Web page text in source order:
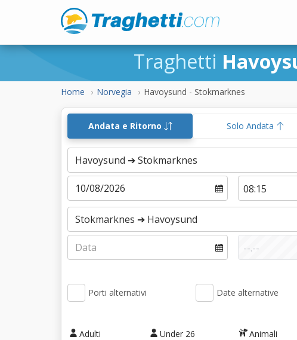
Traghetti
Home Norvegia Havoysund - Stokmarknes
Andata e Ritorno Solo Andata
Porti alternativi Date alternative
Adulti Under 26 Animali